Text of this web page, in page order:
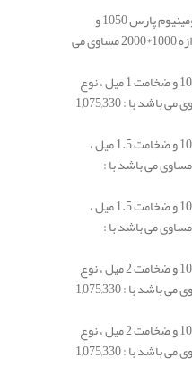
قیمت ورق آلومینیوم آجدار آلومینیوم پارس 1050 و
ضخامت 1 میل ، نوع شیت ، اندازه 1000*2000 مساوی می
قیمت ورق آلومینیوم پارس 1050 و ضخامت 1 میل ، نوع
شیت ، اندازه 1250*2500 مساوی می باشد با : 1,075,330
قیمت ورق آلومینیوم پارس 1050 و ضخامت 1.5 میل ،
نوع شیت ، اندازه 1000*2000 مساوی می باشد با :
قیمت ورق آلومینیوم پارس 1050 و ضخامت 1.5 میل ،
نوع شیت ، اندازه 1250*2500 مساوی می باشد با :
قیمت ورق آلومینیوم پارس 1050 و ضخامت 2 میل ، نوع
شیت ، اندازه 1000*2000 مساوی می باشد با : 1,075,330
قیمت ورق آلومینیوم پارس 1050 و ضخامت 2 میل ، نوع
شیت ، اندازه 1250*2500 مساوی می باشد با : 1,075,330